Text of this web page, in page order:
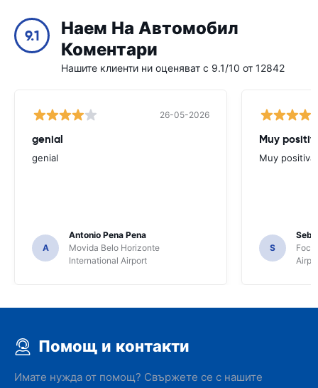
9.1
Наем На Автомобил
Коментари
Нашите клиенти ни оценяват с 9.1/10 от 12842
26-05-2026
genial
genial
A
Antonio Pena Pena
Movida Belo Horizonte
International Airport
Muy
Muy positiva
S
Foco
Помощ и контакти
Имате нужда от помощ? Свържете се с нашите